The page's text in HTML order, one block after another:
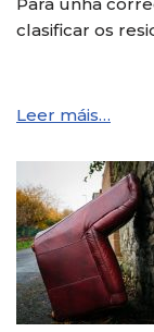
clasificar os
Leer máis…